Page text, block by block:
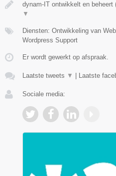
dynam-IT ontwikkelt en
▼
Diensten: Ontwikkeling van
Wordpress Support
Er wordt gewerkt op afspraak.
Laatste tweets ▼ Laatste
Sociale media: